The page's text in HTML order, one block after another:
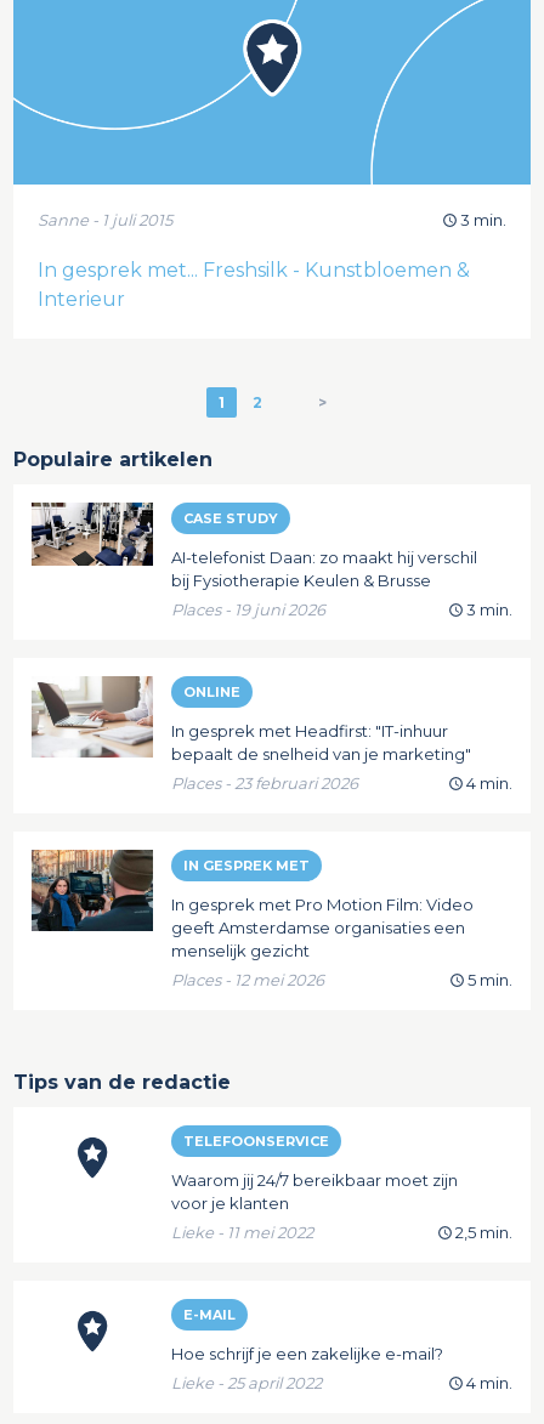
Sanne - 1 juli 2015 3 min.
In gesprek met... Freshsilk - Kunstbloemen &
Interieur
1 2 >
Populaire artikelen
CASE STUDY
AI-telefonist Daan: zo maakt hij verschil
bij Fysiotherapie Keulen & Brusse
Places - 19 juni 2026
3 min.
ONLINE
In gesprek met Headfirst: "IT-inhuur
bepaalt de snelheid van je marketing"
Places - 23 februari 2026
4 min.
IN GESPREK MET
In gesprek met Pro Motion Film: Video
geeft Amsterdamse organisaties een
menselijk gezicht
Places - 12 mei 2026
5 min.
Tips van de redactie
TELEFOONSERVICE
Waarom jij 24/7 bereikbaar moet zijn
voor je klanten
Lieke - 11 mei 2022
2,5 min.
E-MAIL
Hoe schrijf je een zakelijke e-mail?
Lieke - 25 april 2022
4 min.